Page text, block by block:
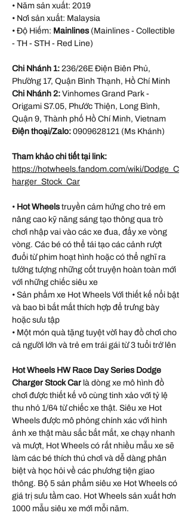
• Năm sản xuất: 2019
• Nơi sản xuất: Malaysia
• Độ Hiếm: Mainlines (Mainlines - Collectible
- TH - STH - Red Line)
Chi Nhánh 1: 236/26E Điện Biên Phủ,
Phường 17, Quận Bình Thạnh, Hồ Chí Minh
Chi Nhánh 2: Vinhomes Grand Park -
Origami S7.05, Phước Thiện, Long Bình,
Quận 9, Thành phố Hồ Chí Minh, Vietnam
Điện thoại/Zalo: 0909628121 (Ms Khánh)
Tham khảo chi tiết tại link:
https://hotwheels.fandom.com/wiki/Dodge_C
harger_Stock_Car
• Hot Wheelstruyền cảm hứng cho trẻ em
nâng cao kỹ năng sáng tạo thông qua trò
chơi nhập vai vào các xe đua, đẩy xe vòng
vòng. Các bé có thể tái tạo các cảnh rượt
đuổi từ phim hoạt hình hoặc có thể nghĩ ra
tưởng tượng những cốt truyện hoàn toàn mới
với những chiếc siêu xe
• Sản phẩm xe Hot Wheels Với thiết kế nổi bật
và bao bì bắt mắt thích hợp để trưng bày
hoặc sưu tập
• Một món quà tặng tuyệt vời hay đồ chơi cho
cả người lớn và trẻ em trái gái từ 3 tuổi trở lên
Hot Wheels HW Race Day Series Dodge
Charger Stock Car là dòng xe mô hình đồ
chơi được thiết kế vô cùng tinh xảo với tỷ lệ
thu nhỏ 1/64 từ chiếc xe thật. Siêu xe Hot
Wheels được mô phỏng chính xác với hình
ảnh xe thật màu sắc bắt mắt, xe chạy nhanh
và mượt, Hot Wheels có rất nhiều mẫu xe sẽ
làm các bé thích thú chơi và dễ dàng phân
biệt và học hỏi về các phương tiện giao
thông. Bộ 5 sản phẩm siêu xe Hot Wheels có
giá trị sưu tầm cao. Hot Wheels sản xuất hơn
1000 mẫu siêu xe mới mỗi năm.